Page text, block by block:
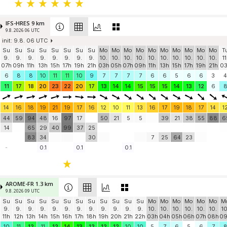
IFS-HRES 9 km
9.8. 2026 06 UTC
init: 9.8. 06 UTC
Su
9.
07h
Su
9.
09h
Su
9.
11h
Su
9.
13h
Su
9.
15h
Su
9.
17h
Su
9.
19h
Su
9.
21h
Mo
10.
03h
Mo
10.
05h
Mo
10.
07h
Mo
10.
09h
Mo
10.
11h
Mo
10.
13h
Mo
10.
15h
Mo
10.
17h
Mo
10.
19h
Mo
10.
21h
6
8 8 10 11 11 10 9 7 7 7 7 6 6 5 6 6 3
4
11
17 18 20 23 22 20 17 13 14 14 15 15 15 14 13 12 6 8
14 16 18 19 21 19 17 16 12 10 11 13 16 17 19 18 17 14
44
14
59
94
65
83
48
29
34
16
40
97
99
17
37
25
30
50 21 5 5
7
39
25
21
64
38
23
55 88
- 0.1 0.1 0.1
AROME-FR 1.3 km
9.8. 2026 09 UTC
Su
9.
11h
Su
9.
12h
Su
9.
13h
Su
9.
14h
Su
9.
15h
Su
9.
16h
Su
9.
17h
Su
9.
18h
Su
9.
19h
Su
9.
20h
Su
9.
21h
Su
9.
22h
Mo
10.
03h
Mo
10.
04h
Mo
10.
05h
Mo
10.
06h
Mo
10.
07h
Mo
10.
08h